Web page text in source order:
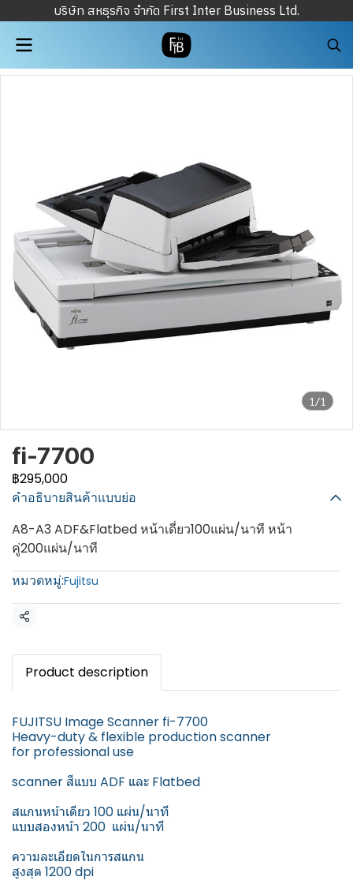
บริษัท สหธุรกิจ จำกัด First Inter Business Ltd.
1/1
fi-7700
฿295,000
คำอธิบายสินค้าแบบย่อ
A8-A3 ADF&Flatbed หน้าเดี่ยว100แผ่น/นาที หน้า
คู่200แผ่น/นาที
หมวดหมู่:Fujitsu
แชร์
Product description
FUJITSU Image Scanner fi-7700
Heavy-duty & flexible production scanner
for professional use
scanner สีแบบ ADF และ Flatbed
สแกนหน้าเดียว 100 แผ่น/นาที
แบบสองหน้า 200 แผ่น/นาที
ความละเอียดในการสแกน
สูงสุด 1200 dpi